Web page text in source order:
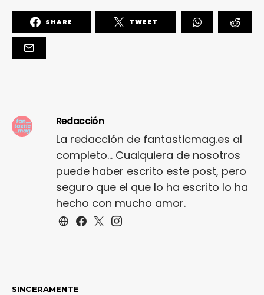
SHARE TWEET
Redacción
La redacción de fantasticmag.es al
completo... Cualquiera de nosotros
puede haber escrito este post, pero
seguro que el que lo ha escrito lo ha
hecho con mucho amor.
SINCERAMENTE